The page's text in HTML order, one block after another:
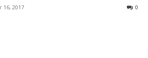
16, 2017 0